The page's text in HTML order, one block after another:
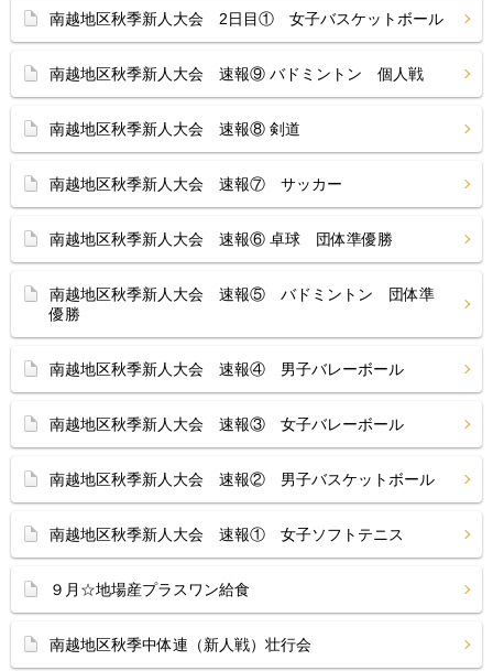
南越地区秋季新人大会 2日目① 女子バスケットボール
南越地区秋季新人大会 速報⑨ バドミントン 個人戦
南越地区秋季新人大会 速報⑧ 剣道
南越地区秋季新人大会 速報⑦ サッカー
南越地区秋季新人大会 速報⑥ 卓球 団体準優勝
南越地区秋季新人大会 速報⑤ バドミントン 団体準
優勝
南越地区秋季新人大会 速報④ 男子バレーボール
南越地区秋季新人大会 速報③ 女子バレーボール
南越地区秋季新人大会 速報② 男子バスケットボール
南越地区秋季新人大会 速報① 女子ソフトテニス
９月☆地場産プラスワン給食
南越地区秋季中体連（新人戦）壮行会